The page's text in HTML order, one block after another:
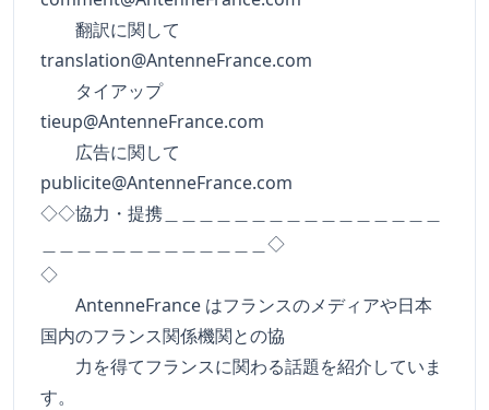
翻訳に関して
translation@AntenneFrance.com
タイアップ
tieup@AntenneFrance.com
広告に関して
publicite@AntenneFrance.com
◇◇協力・提携＿＿＿＿＿＿＿＿＿＿＿＿＿＿＿＿
＿＿＿＿＿＿＿＿＿＿＿＿＿◇
◇
AntenneFrance はフランスのメディアや日本
国内のフランス関係機関との協
力を得てフランスに関わる話題を紹介していま
す。